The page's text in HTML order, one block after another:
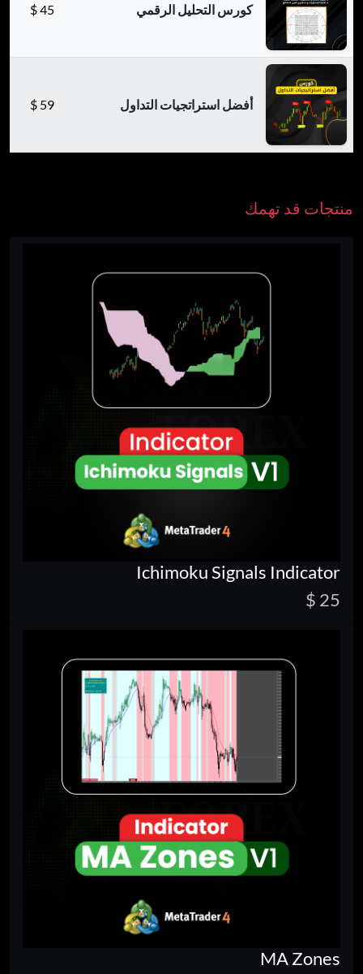
منتجات قد تهمك
Ichimoku Signals Indicator
25 $
MA Zones
كورس التحليل الرقمي 45
$
أفضل استراتجيات التداول 59
$